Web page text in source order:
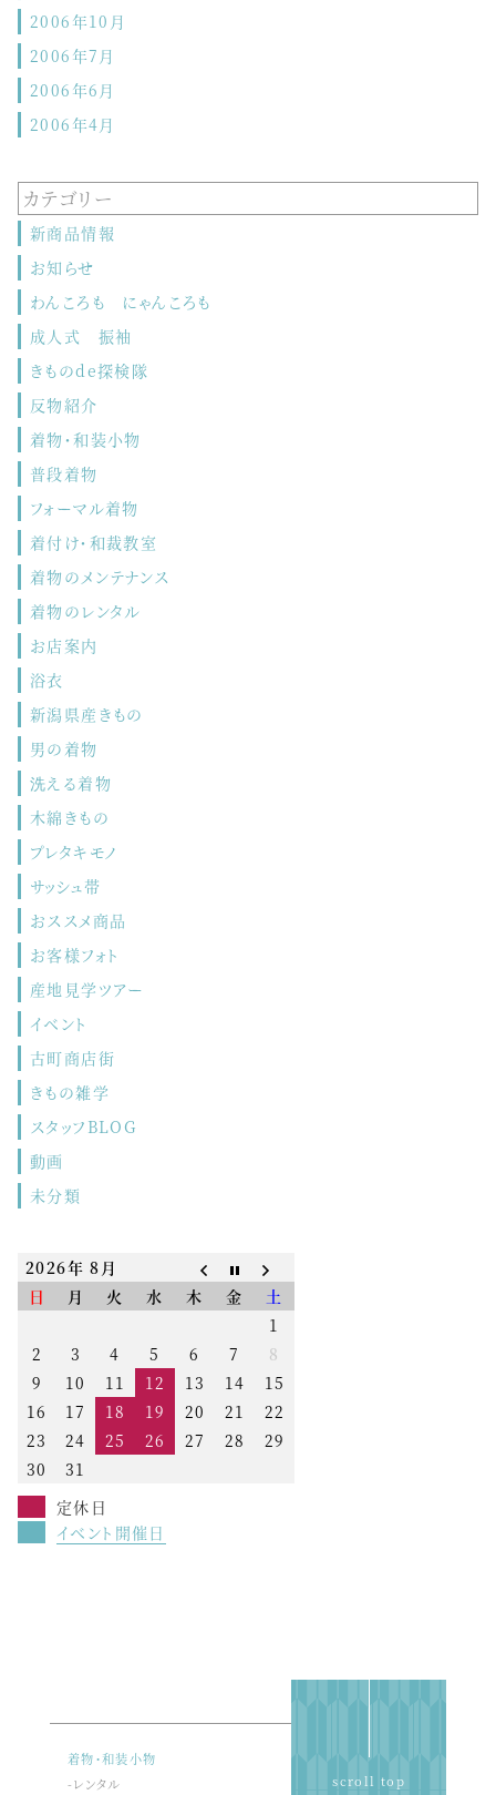
2006年10月
2006年7月
2006年6月
2006年4月
カテゴリー
新商品情報
お知らせ
わんころも にゃんころも
成人式 振袖
きものde探検隊
反物紹介
着物・和装小物
普段着物
フォーマル着物
着付け・和裁教室
着物のメンテナンス
着物のレンタル
お店案内
浴衣
新潟県産きもの
男の着物
洗える着物
木綿きもの
プレタキモノ
サッシュ帯
おススメ商品
お客様フォト
産地見学ツアー
イベント
古町商店街
きもの雑学
スタッフBLOG
動画
未分類
2026年 8月
日
月 火 水 木 金
土
1
2
3 4 5 6 7
8
9
10 11 12 13 14
15
16
17 18 19 20 21
22
23
24 25 26 27 28
29
30
31
定休日
イベント開催日
scroll top
着物・和装小物
-レンタル